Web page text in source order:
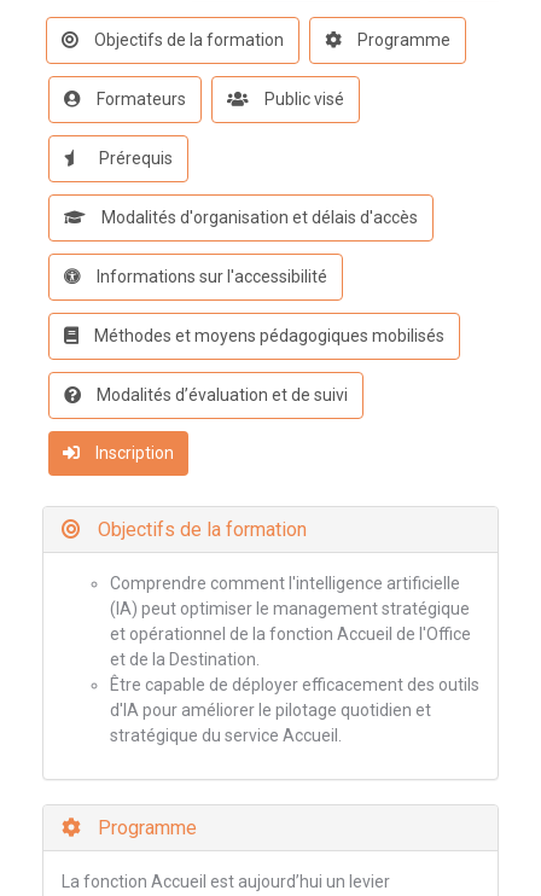
Objectifs de la formation Programme
Formateurs Public visé
Prérequis
Modalités d'organisation et délais d'accès
Informations sur l'accessibilité
Méthodes et moyens pédagogiques mobilisés
Modalités d’évaluation et de suivi
Inscription
Objectifs de la formation
Comprendre comment l'intelligence artificielle
(IA) peut optimiser le management stratégique
et opérationnel de la fonction Accueil de l'Office
et de la Destination.
Être capable de déployer efficacement des outils
d'IA pour améliorer le pilotage quotidien et
stratégique du service Accueil.
Programme
La fonction Accueil est aujourd’hui un levier